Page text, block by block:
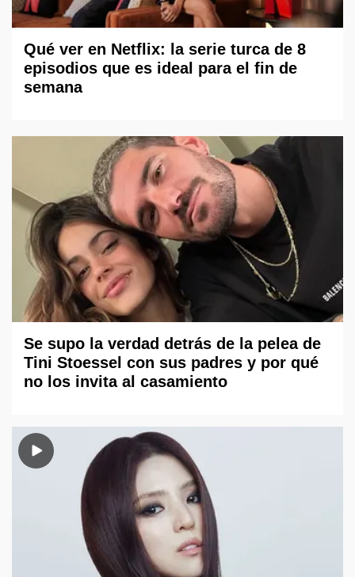
Qué ver en Netflix: la serie turca de 8
episodios que es ideal para el fin de
semana
Se supo la verdad detrás de la pelea de
Tini Stoessel con sus padres y por qué
no los invita al casamiento